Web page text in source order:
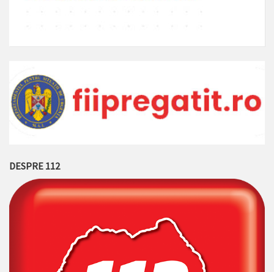
DESPRE 112